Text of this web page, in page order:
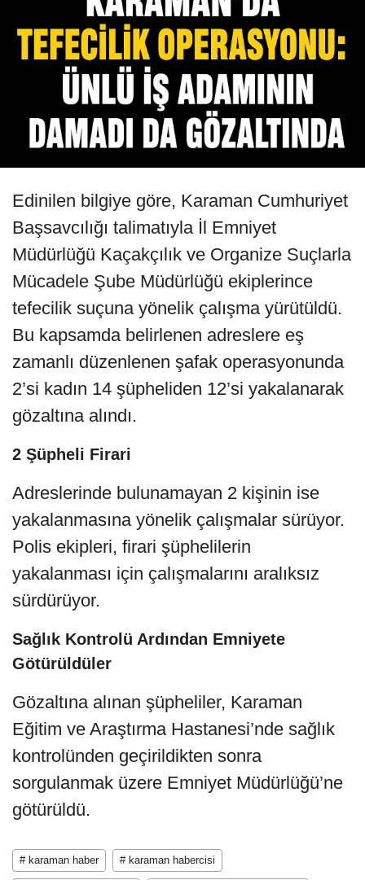
Edinilen bilgiye göre, Karaman Cumhuriyet
Başsavcılığı talimatıyla İl Emniyet
Müdürlüğü Kaçakçılık ve Organize Suçlarla
Mücadele Şube Müdürlüğü ekiplerince
tefecilik suçuna yönelik çalışma yürütüldü.
Bu kapsamda belirlenen adreslere eş
zamanlı düzenlenen şafak operasyonunda
2’si kadın 14 şüpheliden 12’si yakalanarak
gözaltına alındı.
2 Şüpheli Firari
Adreslerinde bulunamayan 2 kişinin ise
yakalanmasına yönelik çalışmalar sürüyor.
Polis ekipleri, firari şüphelilerin
yakalanması için çalışmalarını aralıksız
sürdürüyor.
Sağlık Kontrolü Ardından Emniyete
Götürüldüler
Gözaltına alınan şüpheliler, Karaman
Eğitim ve Araştırma Hastanesi’nde sağlık
kontrolünden geçirildikten sonra
sorgulanmak üzere Emniyet Müdürlüğü’ne
götürüldü.
# karaman haber # karaman habercisi